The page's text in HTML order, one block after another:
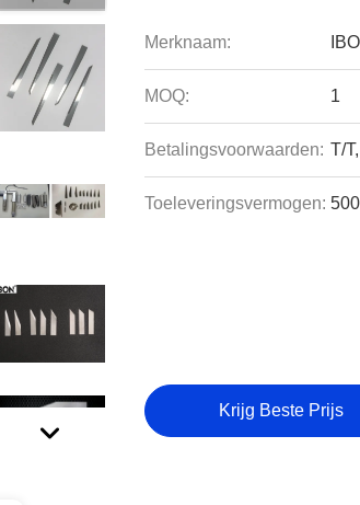
Merknaam:
MOQ: 1
Betalingsvoorwaarden: T/
Toeleveringsvermogen:
Krijg Beste Prijs